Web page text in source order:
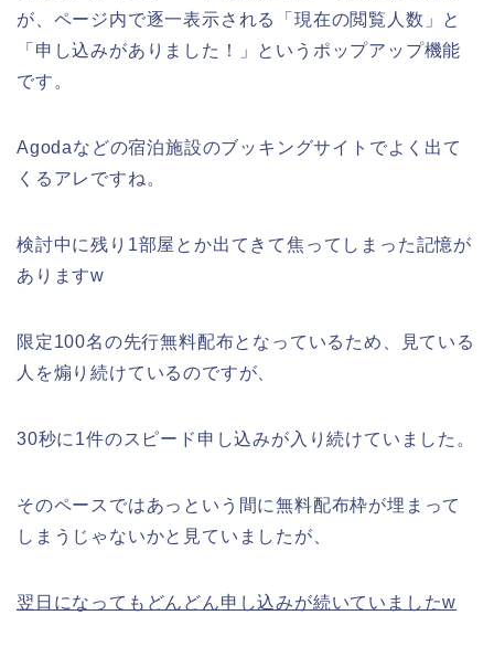
が、ページ内で逐一表示される「現在の閲覧人数」と
「申し込みがありました！」というポップアップ機能
です。
Agodaなどの宿泊施設のブッキングサイトでよく出て
くるアレですね。
検討中に残り1部屋とか出てきて焦ってしまった記憶が
ありますw
限定100名の先行無料配布となっているため、見ている
人を煽り続けているのですが、
30秒に1件のスピード申し込みが入り続けていました。
そのペースではあっという間に無料配布枠が埋まって
しまうじゃないかと見ていましたが、
翌日になってもどんどん申し込みが続いていましたw